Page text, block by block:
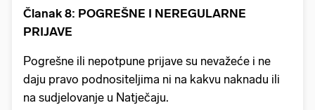
Članak 8: POGREŠNE I NEREGULARNE
PRIJAVE
Pogrešne ili nepotpune prijave su nevažeće i ne
daju pravo podnositeljima ni na kakvu naknadu ili
na sudjelovanje u Natječaju.